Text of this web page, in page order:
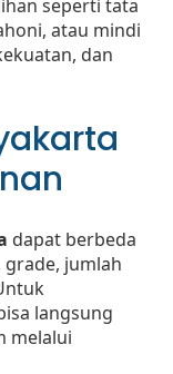
seperti tata
atau mindi
dan
dapat berbeda
jumlah
langsung
melalui